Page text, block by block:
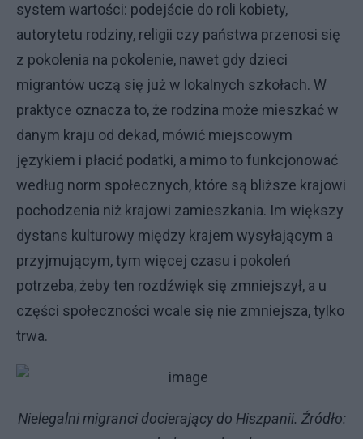
system wartości: podejście do roli kobiety,
autorytetu rodziny, religii czy państwa przenosi się
z pokolenia na pokolenie, nawet gdy dzieci
migrantów uczą się już w lokalnych szkołach. W
praktyce oznacza to, że rodzina może mieszkać w
danym kraju od dekad, mówić miejscowym
językiem i płacić podatki, a mimo to funkcjonować
według norm społecznych, które są bliższe krajowi
pochodzenia niż krajowi zamieszkania. Im większy
dystans kulturowy między krajem wysyłającym a
przyjmującym, tym więcej czasu i pokoleń
potrzeba, żeby ten rozdźwięk się zmniejszył, a u
części społeczności wcale się nie zmniejsza, tylko
trwa.
Nielegalni migranci docierający do Hiszpanii. Źródło: